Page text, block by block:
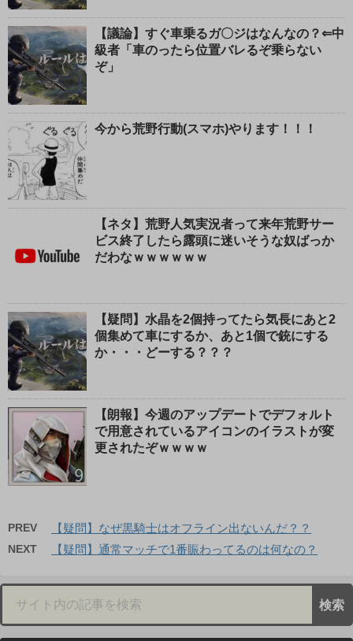
【議論】すぐ車乗るガ〇ジはなんなの？⇐中
級者「車のったら位置バレるぞ乗らない
ぞ」
今から荒野行動(スマホ)やります！！！
【ネタ】荒野人気実況者って来年荒野サー
ビス終了したら露頭に迷いそうな奴ばっか
だわなｗｗｗｗｗｗ
【疑問】水晶を2個持ってたら気長にあと2
個集めて車にするか、あと1個で銃にする
か・・・どーする？？？
【朗報】今週のアップデートでデフォルト
で用意されているアイコンのイラストが変
更されたぞｗｗｗｗ
PREV 【疑問】なぜ黒騎士はオフライン出ないんだ？？
NEXT 【疑問】通常マッチで1番賑わってるのは何なの？